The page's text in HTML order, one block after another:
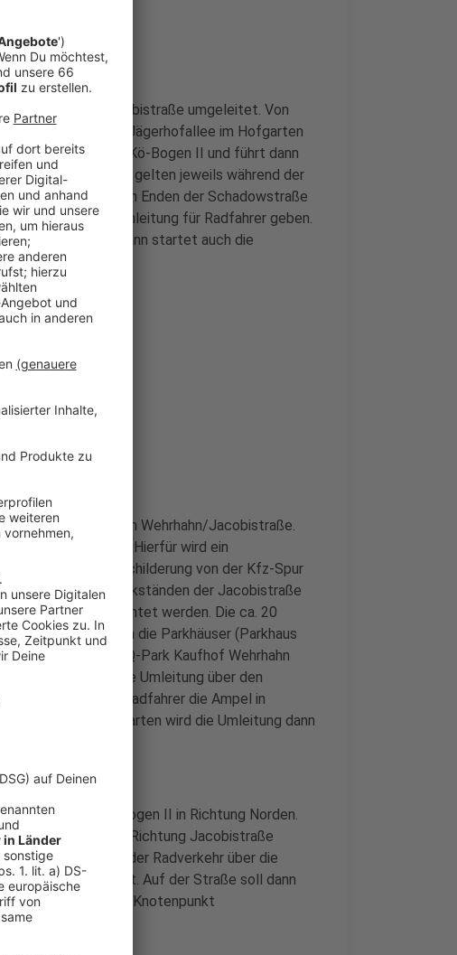
nördlich in die Jacobistraße umgeleitet. Von
und dann über die Jägerhofallee im Hofgarten
die Umleitung am Kö-Bogen II und führt dann
Die Maßnahmen gelten jeweils während der
Zeit wird es an den Enden der Schadowstraße
wird es eine Umleitung für Radfahrer geben.
2023). Dann startet auch die
Knotenpunkt Am Wehrhahn/Jacobistraße.
umgeleitet. Hierfür wird ein
und Beschilderung von der Kfz-Spur
bestehenden Parkständen der Jacobistraße
eingerichtet werden. Die ca. 20
können durch die Parkhäuser (Parkhaus
Park Stadtmitte, Q-Park Kaufhof Wehrhahn
wird die Umleitung über den
geführt, wo der Radfahrer die Ampel in
im Hofgarten wird die Umleitung dann
Höhe des Kö-Bogen II in Richtung Norden.
dann in Richtung Jacobistraße
wird der Radverkehr über die
Süden geführt. Auf der Straße soll dann
bis zum Knotenpunkt
werden.